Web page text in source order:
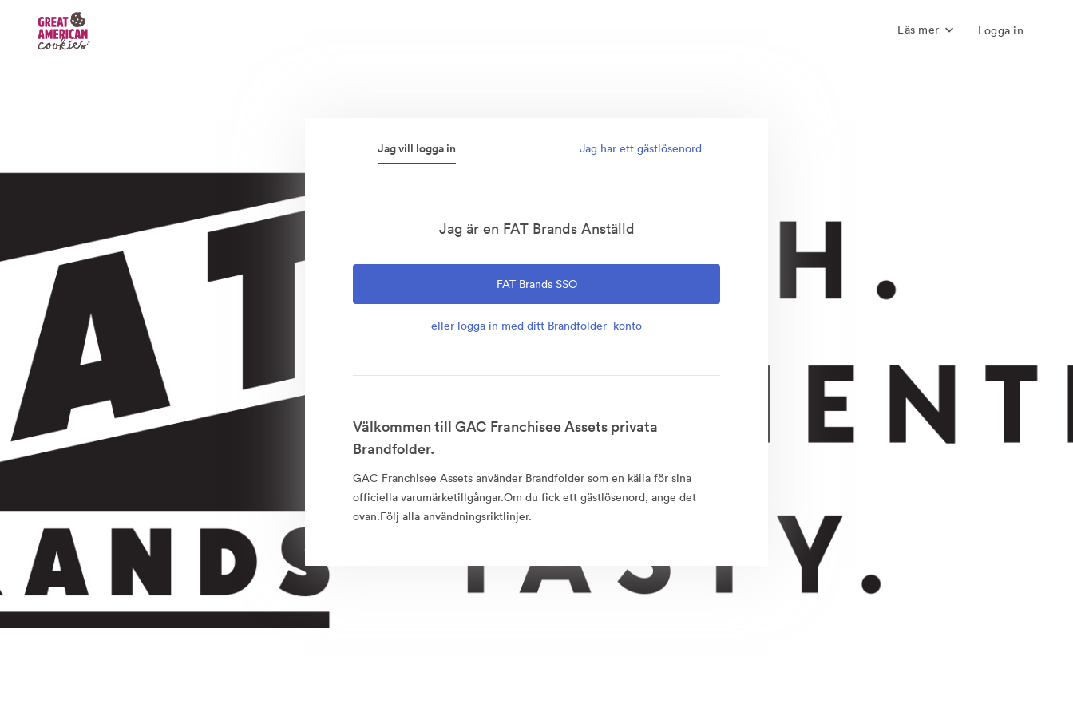
Läs mer Logga in
Jag vill logga in Jag har ett gästlösenord
Jag är en FAT Brands Anställd
FAT Brands SSO
eller logga in med ditt Brandfolder -konto
Välkommen till GAC Franchisee Assets privata
Brandfolder.
GAC Franchisee Assets använder Brandfolder som en källa för sina
officiella varumärketillgångar.Om du fick ett gästlösenord, ange det
ovan.Följ alla användningsriktlinjer.